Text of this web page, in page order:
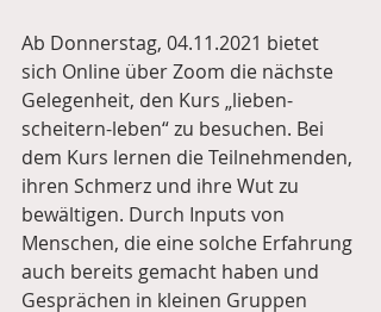
Ab Donnerstag, 04.11.2021 bietet
sich Online über Zoom die nächste
Gelegenheit, den Kurs „lieben-
scheitern-leben“ zu besuchen. Bei
dem Kurs lernen die Teilnehmenden,
ihren Schmerz und ihre Wut zu
bewältigen. Durch Inputs von
Menschen, die eine solche Erfahrung
auch bereits gemacht haben und
Gesprächen in kleinen Gruppen